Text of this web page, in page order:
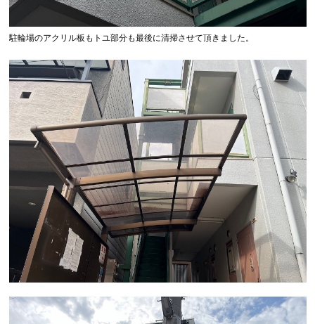
駐輪場のアクリル板もトユ部分も最後に清掃させて頂きました。